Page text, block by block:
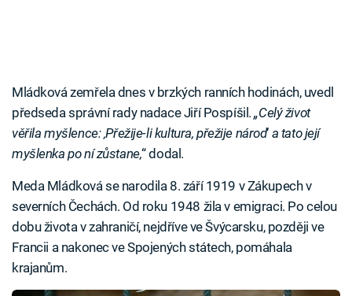
Mládková zemřela dnes v brzkých ranních hodinách, uvedl
předseda správní rady nadace Jiří Pospíšil.„Celý život
věřila myšlence: ‚Přežije-li kultura, přežije národ‘ a tato její
myšlenka po ní zůstane,“ dodal.
Meda Mládková se narodila 8. září 1919 v Zákupech v
severních Čechách. Od roku 1948 žila v emigraci. Po celou
dobu života v zahraničí, nejdříve ve Švýcarsku, později ve
Francii a nakonec ve Spojených státech, pomáhala
krajanům.